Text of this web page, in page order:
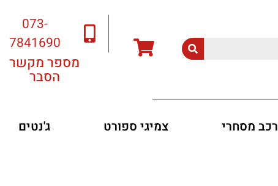
073-
7841690
מספר מקשר
הסבר
מסחרי צמיגי ספורט ג'נטים